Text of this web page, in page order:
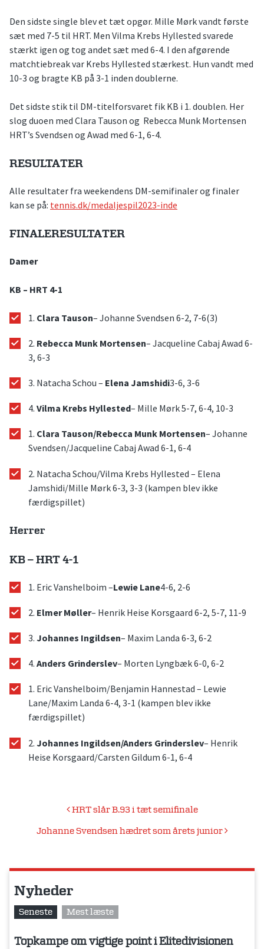
Den sidste single blev et tæt opgør. Mille Mørk vandt første
sæt med 7-5 til HRT. Men Vilma Krebs Hyllested svarede
stærkt igen og tog andet sæt med 6-4. I den afgørende
matchtiebreak var Krebs Hyllested stærkest. Hun vandt med
10-3 og bragte KB på 3-1 inden doublerne.
Det sidste stik til DM-titelforsvaret fik KB i 1. doublen. Her
slog duoen med Clara Tauson og Rebecca Munk Mortensen
HRT’s Svendsen og Awad med 6-1, 6-4.
RESULTATER
Alle resultater fra weekendens DM-semifinaler og finaler
kan se på: tennis.dk/medaljespil2023-inde
FINALERESULTATER
Damer
KB – HRT 4-1
1. Clara Tauson– Johanne Svendsen 6-2, 7-6(3)
2. Rebecca Munk Mortensen– Jacqueline Cabaj Awad 6-
3, 6-3
3. Natacha Schou – Elena Jamshidi3-6, 3-6
4. Vilma Krebs Hyllested– Mille Mørk 5-7, 6-4, 10-3
1. Clara Tauson/Rebecca Munk Mortensen– Johanne
Svendsen/Jacqueline Cabaj Awad 6-1, 6-4
2. Natacha Schou/Vilma Krebs Hyllested – Elena
Jamshidi/Mille Mørk 6-3, 3-3 (kampen blev ikke
færdigspillet)
Herrer
KB – HRT 4-1
1. Eric Vanshelboim –Lewie Lane4-6, 2-6
2. Elmer Møller– Henrik Heise Korsgaard 6-2, 5-7, 11-9
3. Johannes Ingildsen– Maxim Landa 6-3, 6-2
4. Anders Grinderslev– Morten Lyngbæk 6-0, 6-2
1. Eric Vanshelboim/Benjamin Hannestad – Lewie
Lane/Maxim Landa 6-4, 3-1 (kampen blev ikke
færdigspillet)
2. Johannes Ingildsen/Anders Grinderslev– Henrik
Heise Korsgaard/Carsten Gildum 6-1, 6-4
Indlægsnavigation
HRT slår B.93 i tæt semifinale
Johanne Svendsen hædret som årets junior
Nyheder
Seneste Mest læste
Topkampe om vigtige point i Elitedivisionen